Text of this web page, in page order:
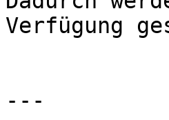
Verfügung
---